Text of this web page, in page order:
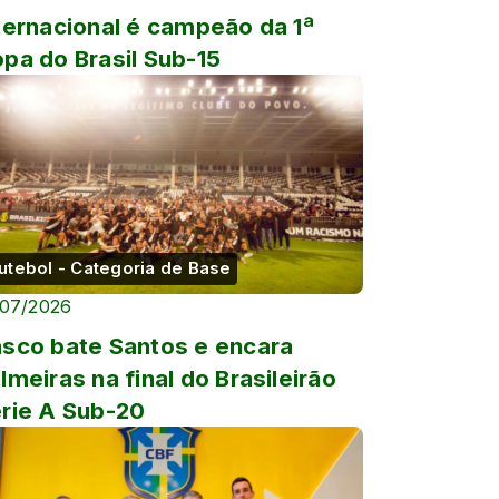
é campeão da 1ª
do Brasil Sub-15
- Categoria de Base
2026
bate Santos e encara
na final do Brasileirão
A Sub-20